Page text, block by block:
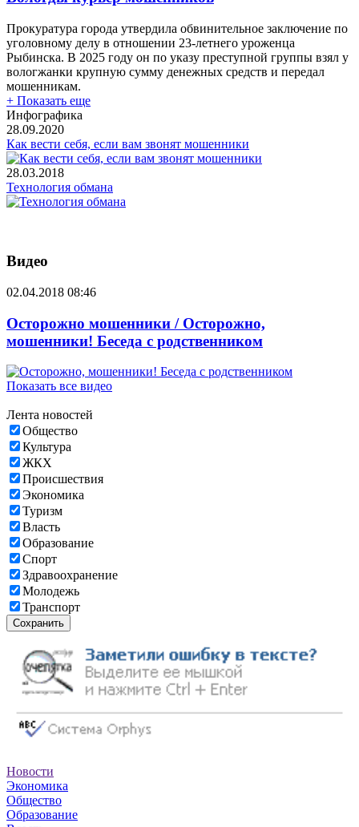
Прокуратура города утвердила обвинительное заключение по
уголовному делу в отношении 23-летнего уроженца
Рыбинска. В 2025 году он по указу преступной группы взял у
вологжанки крупную сумму денежных средств и передал
мошенникам.
+ Показать еще
Инфографика
28.09.2020
Как вести себя, если вам звонят мошенники
28.03.2018
Технология обмана
Видео
02.04.2018 08:46
Осторожно мошенники / Осторожно,
мошенники! Беседа с родственником
Показать все видео
Лента новостей
Общество
Культура
ЖКХ
Происшествия
Экономика
Туризм
Власть
Образование
Спорт
Здравоохранение
Молодежь
Транспорт
Сохранить
Новости
Экономика
Общество
Образование